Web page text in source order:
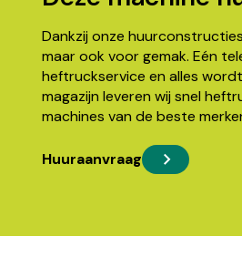
Dankzij onze
maar ook voor gemak. Eén
heftruckservice en alles
magazijn leveren wij snel
machines van de beste
Huuraanvraag